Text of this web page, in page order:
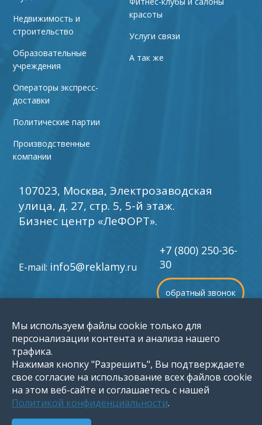
Недвижимость и
строительство
Образовательные
учреждения
Операторы экспресс-
доставки
Политические партии
Производственные
компании
красоты
Услуги связи
А так же
107023, Москва, Электрозаводская
улица, д. 27, стр. 5, 5-й этаж.
Бизнес центр «ЛеФОРТ».
E-mail: info5@reklamy.ru
обратный звонок
+7 (800) 250-36-
30
© 1996-2026 Группа компаний «Мир рекламы»
Мы используем файлы cookie только для
персонализации контента и анализа нашего
трафика.
Нажимая кнопку "Разрешить", Вы подтверждаете
свое согласие на использование всех файлов cookie
на этом веб-сайте и соглашаетесь с нашей
Политикой конфиденциальности.